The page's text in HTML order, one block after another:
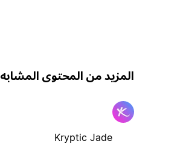
المزيد من المحتوى المشابه
Kryptic Jade